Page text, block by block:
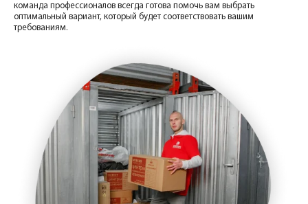
команда профессионалов всегда готова помочь вам выбрать
оптимальный вариант, который будет соответствовать вашим
требованиям.